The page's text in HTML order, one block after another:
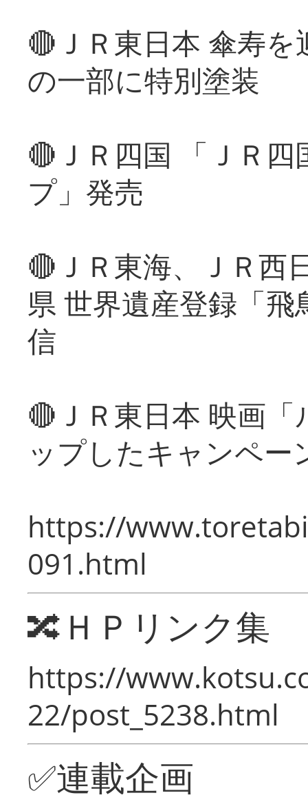
🔴ＪＲ東日本 傘寿
の一部に特別塗装
🔴ＪＲ四国 「ＪＲ
プ」発売
🔴ＪＲ東海、ＪＲ西
県 世界遺産登録「
信
🔴ＪＲ東日本 映画
ップしたキャンペー
https://
091.html
🔀ＨＰリンク集
https://
22/post_5238.html
✅連載企画